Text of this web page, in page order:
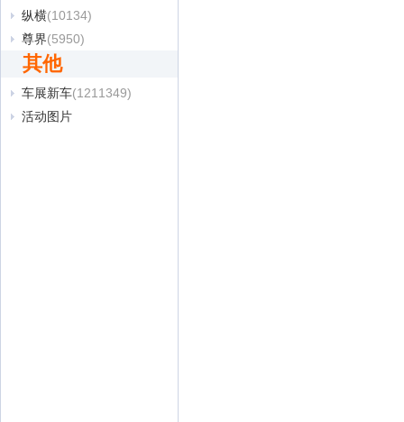
纵横(10134)
尊界(5950)
其他
车展新车(1211349)
活动图片